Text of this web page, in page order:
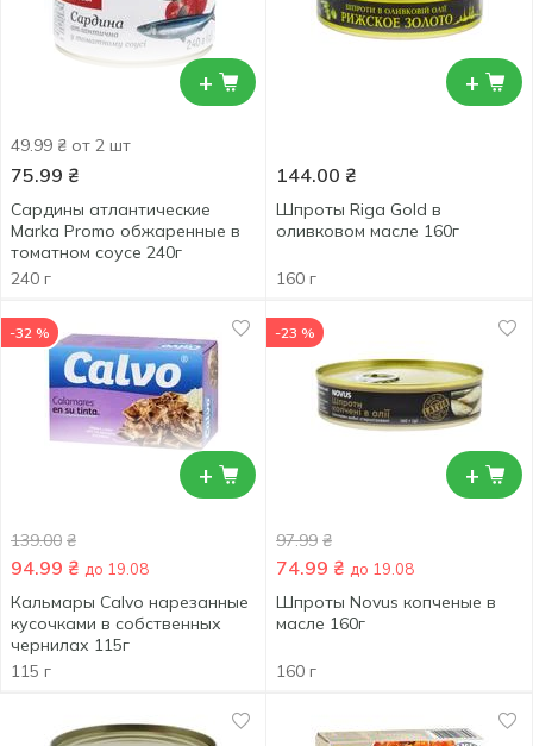
+
49.99 ₴ от 2 шт
75.99 ₴
Сардины атлантические
Marka Promo обжаренные в
томатном соусе 240г
240 г
+
144.00 ₴
Шпроты Riga Gold в
оливковом масле 160г
160 г
+
-32 %
139.00 ₴
94.99 ₴ до 19.08
Кальмары Calvo нарезанные
кусочками в собственных
чернилах 115г
115 г
+
-23 %
97.99 ₴
74.99 ₴ до 19.08
Шпроты Novus копченые в
масле 160г
160 г